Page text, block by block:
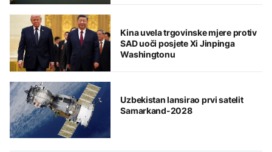
Kina uvela trgovinske mjere protiv
SAD uoči posjete Xi Jinpinga
Washingtonu
Uzbekistan lansirao prvi satelit
Samarkand-2028